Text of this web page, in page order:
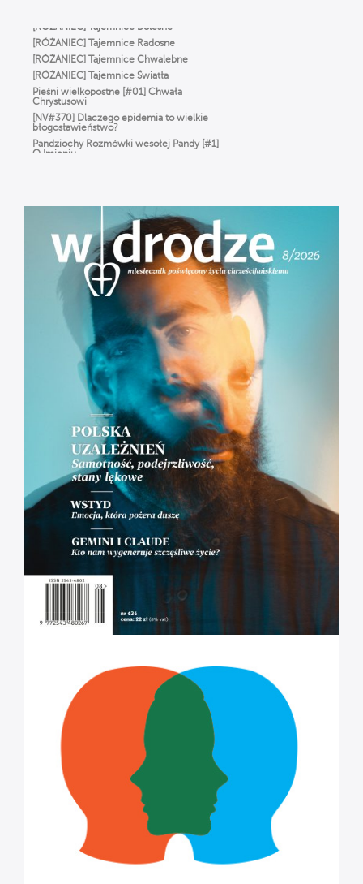
[RÓŻANIEC] Tajemnice Radosne
[RÓŻANIEC] Tajemnice Chwalebne
[RÓŻANIEC] Tajemnice Światła
Pieśni wielkopostne [#01] Chwała
Chrystusowi
[NV#370] Dlaczego epidemia to wielkie
błogosławieństwo?
Pandziochy Rozmówki wesołej Pandy [#1]
O Imieniu
[RÓŻANIEC] Tajemnice Bolesne